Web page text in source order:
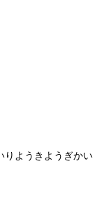
りようきようぎかい